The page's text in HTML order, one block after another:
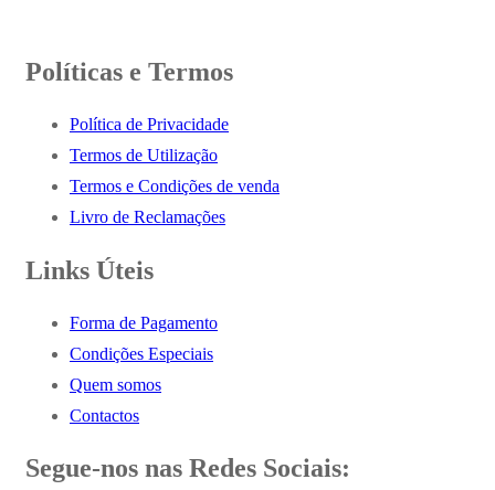
Políticas e Termos
Política de Privacidade
Termos de Utilização
Termos e Condições de venda
Livro de Reclamações
Links Úteis
Forma de Pagamento
Condições Especiais
Quem somos
Contactos
Segue-nos nas Redes Sociais: